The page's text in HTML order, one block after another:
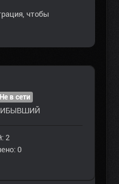
, чтобы
Не в сети
2
0